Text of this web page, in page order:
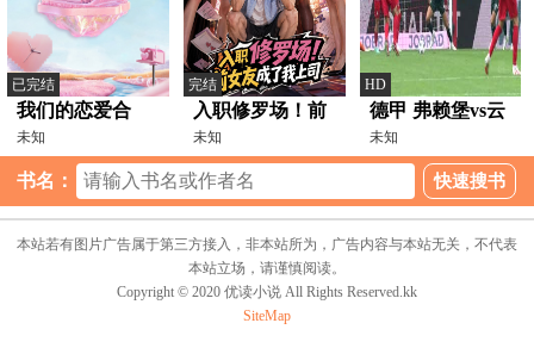
已完结
我们的恋爱合
约?
未知
完结
入职修罗场！前
女友成了我上司
未知
HD
德甲 弗赖堡vs云
达不莱梅
20230826
未知
书名：
本站若有图片广告属于第三方接入，非本站所为，广告内容与本站无关，不代表
本站立场，请谨慎阅读。
Copyright © 2020 优读小说 All Rights Reserved.kk
SiteMap